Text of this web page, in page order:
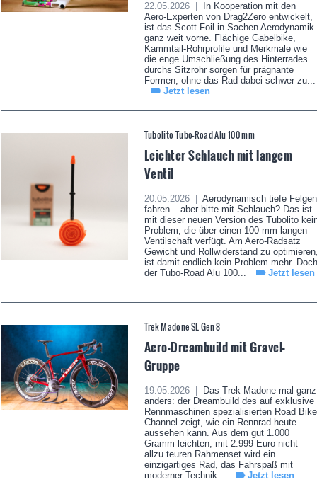
22.05.2026 |
In Kooperation mit den
Aero-Experten von Drag2Zero entwickelt,
ist das Scott Foil in Sachen Aerodynamik
ganz weit vorne. Flächige Gabelbike,
Kammtail-Rohrprofile und Merkmale wie
die enge Umschließung des Hinterrades
durchs Sitzrohr sorgen für prägnante
Formen, ohne das Rad dabei schwer zu...
Jetzt lesen
Tubolito Tubo-Road Alu 100 mm
Leichter Schlauch mit langem
Ventil
20.05.2026 |
Aerodynamisch tiefe Felgen
fahren – aber bitte mit Schlauch? Das ist
mit dieser neuen Version des Tubolito
Problem, die über einen 100 mm langen
Ventilschaft verfügt. Am Aero-Radsatz
Gewicht und Rollwiderstand zu
ist damit endlich kein Problem mehr. Doch
der Tubo-Road Alu 100...
Jetzt lesen
Trek Madone SL Gen 8
Aero-Dreambuild mit Gravel-
Gruppe
19.05.2026 |
Das Trek Madone mal ganz
anders: der Dreambuild des auf exklusive
Rennmaschinen spezialisierten Road Bike
Channel zeigt, wie ein Rennrad heute
aussehen kann. Aus dem gut 1.000
Gramm leichten, mit 2.999 Euro nicht
allzu teuren Rahmenset wird ein
einzigartiges Rad, das Fahrspaß mit
moderner Technik...
Jetzt lesen